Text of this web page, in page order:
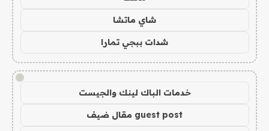
شاي ماتشا
شدات ببجي تمارا
!
خدمات الباك لينك والجيست
guest post مقال ضيف